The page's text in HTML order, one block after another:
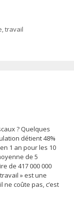
,travail
? Quelques
détient 48%
1 an pour les 10
de 5
de 417 000 000
» est une
coûte pas, c’est